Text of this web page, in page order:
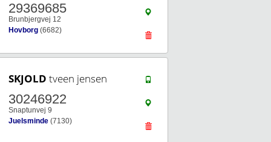
29369685
Brunbjergvej 12
Hovborg (6682)
SKJOLD tveen jensen
30246922
Snaptunvej 9
Juelsminde (7130)